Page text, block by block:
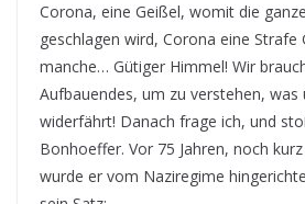
Corona, eine Geißel, womit die
geschlagen wird, Corona eine Strafe
manche… Gütiger Himmel! Wir
Aufbauendes, um zu verstehen, was
widerfährt! Danach frage ich, und
Bonhoeffer. Vor 75 Jahren, noch
wurde er vom Naziregime